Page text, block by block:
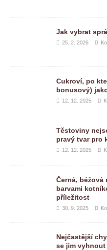
Jak vybrat
25. 2. 2026
Cukroví, po
bonusový)
12. 12. 2025
Těstoviny
pravý tvar pro
12. 12. 2025
Černá, béžová
barvami
příležitost
30. 9. 2025
Nejčastější
se jim vyhnout